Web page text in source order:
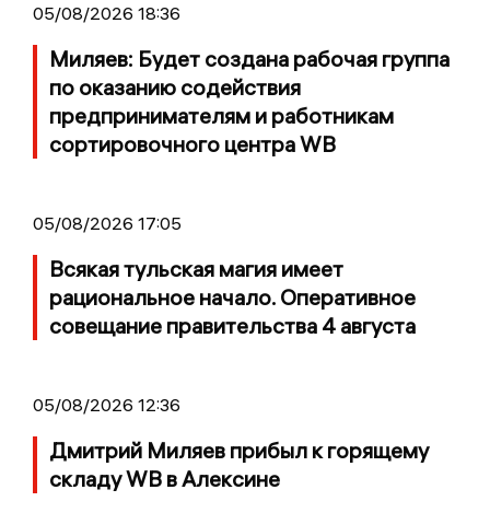
05/08/2026 18:36
Миляев: Будет создана рабочая группа
по оказанию содействия
предпринимателям и работникам
сортировочного центра WB
05/08/2026 17:05
Всякая тульская магия имеет
рациональное начало. Оперативное
совещание правительства 4 августа
05/08/2026 12:36
Дмитрий Миляев прибыл к горящему
складу WB в Алексине